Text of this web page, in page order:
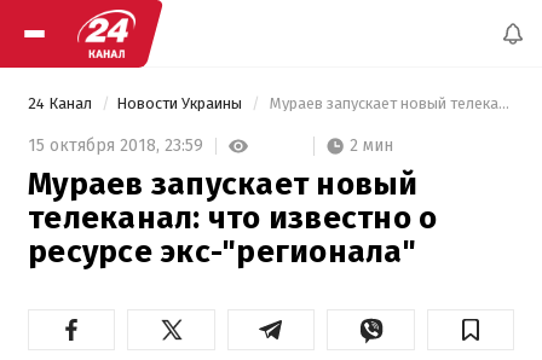
24 Канал Новости Украины Мураев запускает новый телеканал: что известно о ресурсе экс-"регионала"
15 октября 2018, 23:59 2 мин
Мураев запускает новый
телеканал: что известно о
ресурсе экс-"регионала"